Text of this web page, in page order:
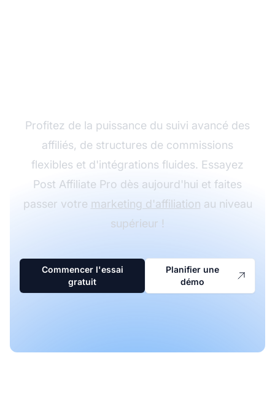
Profitez de la puissance du suivi avancé des
affiliés, de structures de commissions
flexibles et d'intégrations fluides. Essayez
Post Affiliate Pro dès aujourd'hui et faites
passer votre marketing d'affiliation au niveau
supérieur !
Commencer l'essai
gratuit
Planifier une
démo